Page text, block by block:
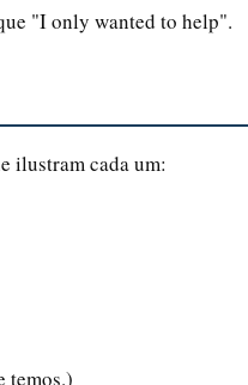
"I only wanted to help".
ilustram cada um:
temos.)